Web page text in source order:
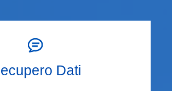
Dati